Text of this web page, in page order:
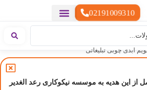
02191009310
ابدی چوبی تبلیغاتی
از این هدیه به موسسه نیکوکاری رعد الغدیر